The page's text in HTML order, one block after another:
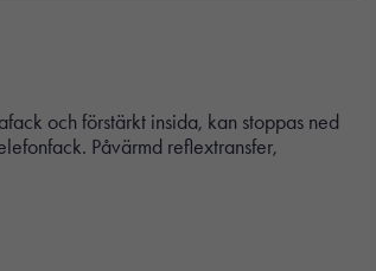
och förstärkt insida, kan stoppas ned
Påvärmd reflextransfer,